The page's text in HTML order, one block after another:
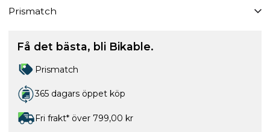
Prismatch
Få det bästa, bli Bikable.
Prismatch
365 dagars öppet köp
Fri frakt* över 799,00 kr